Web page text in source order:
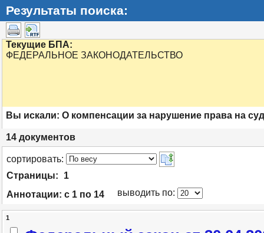
Результаты поиска:
Текущие БПА:
ФЕДЕРАЛЬНОЕ ЗАКОНОДАТЕЛЬСТВО
Вы искали: О компенсации за нарушение права на
14 документов
cортировать:
Страницы:
1
Аннотации: с 1 по 14 выводить по: